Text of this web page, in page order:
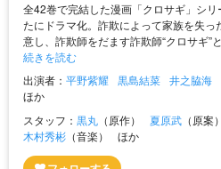
全42巻で完結した漫画「クロサギ」シ
たにドラマ化。詐欺によって家族を失
意し、詐欺師をだます詐欺師“クロサギ”
続きを読む
出演者： 平野紫耀 黒島結菜 井之脇海
ほか
スタッフ： 黒丸 （原作） 夏原武 （原案）
木村秀彬 （音楽） ほか